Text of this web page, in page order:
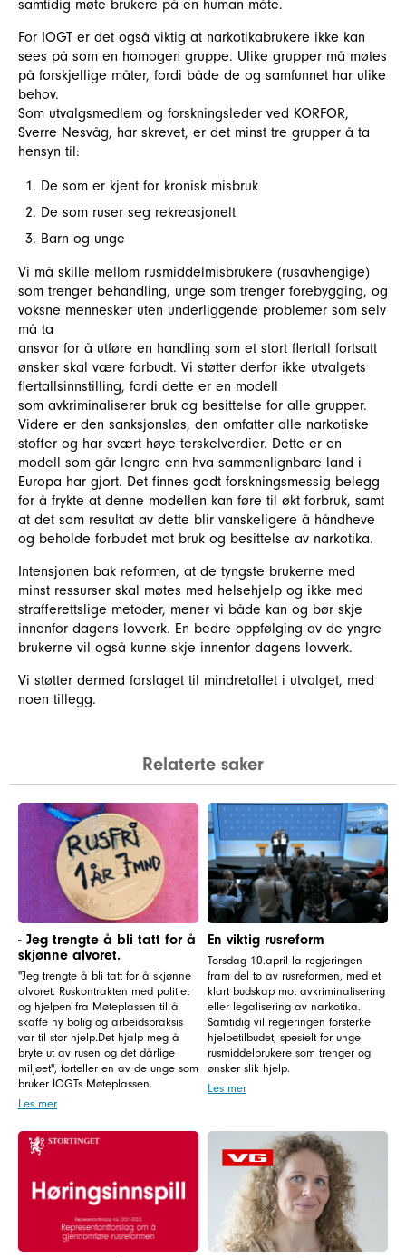
samtidig møte brukere på en human måte.
For IOGT er det også viktig at narkotikabrukere ikke kan
sees på som en homogen gruppe. Ulike grupper må møtes
på forskjellige måter, fordi både de og samfunnet har ulike
behov.
Som utvalgsmedlem og forskningsleder ved KORFOR,
Sverre Nesvåg, har skrevet, er det minst tre grupper å ta
hensyn til:
De som er kjent for kronisk misbruk
De som ruser seg rekreasjonelt
Barn og unge
Vi må skille mellom rusmiddelmisbrukere (rusavhengige)
som trenger behandling, unge som trenger forebygging, og
voksne mennesker uten underliggende problemer som selv
må ta
ansvar for å utføre en handling som et stort flertall fortsatt
ønsker skal være forbudt. Vi støtter derfor ikke utvalgets
flertallsinnstilling, fordi dette er en modell
som avkriminaliserer bruk og besittelse for alle grupper.
Videre er den sanksjonsløs, den omfatter alle narkotiske
stoffer og har svært høye terskelverdier. Dette er en
modell som går lengre enn hva sammenlignbare land i
Europa har gjort. Det finnes godt forskningsmessig belegg
for å frykte at denne modellen kan føre til økt forbruk, samt
at det som resultat av dette blir vanskeligere å håndheve
og beholde forbudet mot bruk og besittelse av narkotika.
Intensjonen bak reformen, at de tyngste brukerne med
minst ressurser skal møtes med helsehjelp og ikke med
strafferettslige metoder, mener vi både kan og bør skje
innenfor dagens lovverk. En bedre oppfølging av de yngre
brukerne vil også kunne skje innenfor dagens lovverk.
Vi støtter dermed forslaget til mindretallet i utvalget, med
noen tillegg.
Relaterte saker
- Jeg trengte å bli tatt for å
skjønne alvoret.
"Jeg trengte å bli tatt for å skjønne
alvoret. Ruskontrakten med politiet
og hjelpen fra Møteplassen til å
skaffe ny bolig og arbeidspraksis
var til stor hjelp.Det hjalp meg å
bryte ut av rusen og det dårlige
miljøet", forteller en av de unge som
bruker IOGTs Møteplassen.
Les mer
En viktig rusreform
Torsdag 10.april la regjeringen
fram del to av rusreformen, med et
klart budskap mot avkriminalisering
eller legalisering av narkotika.
Samtidig vil regjeringen forsterke
hjelpetilbudet, spesielt for unge
rusmiddelbrukere som trenger og
ønsker slik hjelp.
Les mer